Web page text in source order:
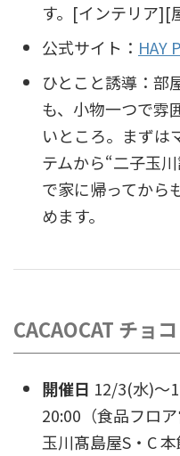
す。[インテリア][
公式サイト： HAY
ひとこと誘導：部
も、小物一つで雰
いところ。まずは
テムから“二子玉
で家に帰ってから
めます。
CACAOCAT チョ
開催日 12/3(水)〜
20:00（食品フロ
玉川髙島屋S・C